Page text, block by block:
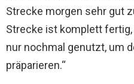
Strecke morgen sehr gut
Strecke ist komplett
nur nochmal genutzt, um
präparieren.“